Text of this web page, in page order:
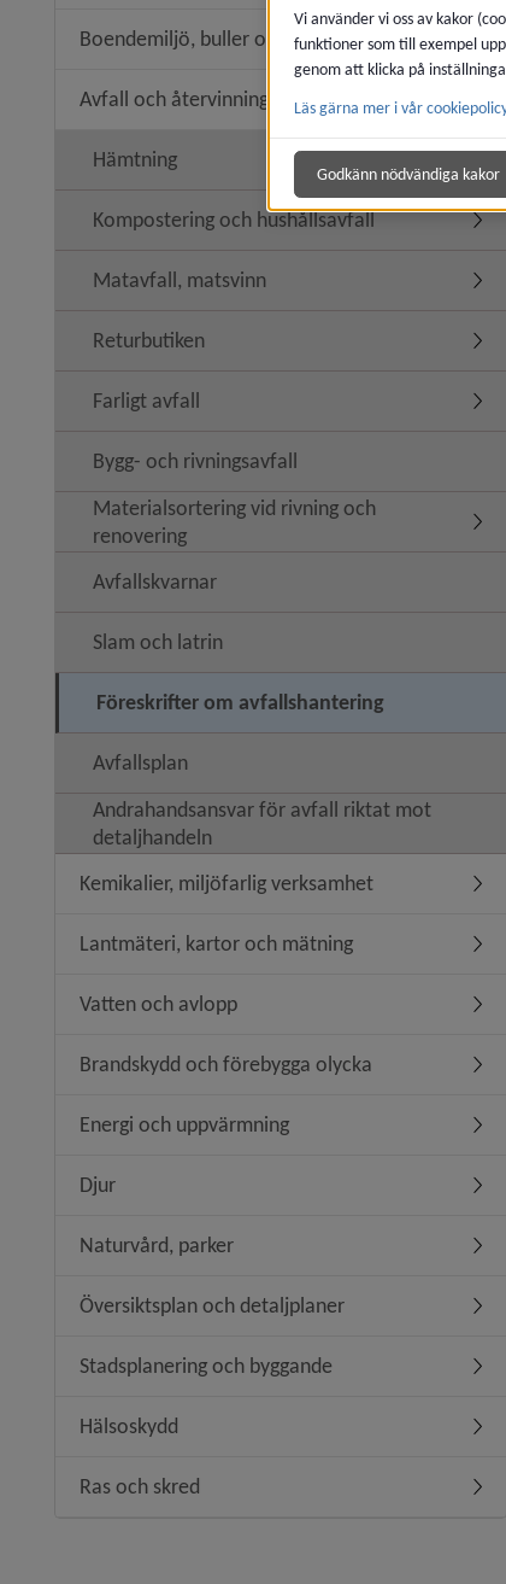
Boendemiljö, buller och luftkvalitet
Avfall och återvinning
Hämtning
Kompostering och hushållsavfall
Matavfall, matsvinn
Returbutiken
Farligt avfall
Bygg- och rivningsavfall
Materialsortering vid rivning och
renovering
Avfallskvarnar
Slam och latrin
Föreskrifter om avfallshantering
Avfallsplan
Andrahandsansvar för avfall riktat mot
detaljhandeln
Kemikalier, miljöfarlig verksamhet
Lantmäteri, kartor och mätning
Vatten och avlopp
Brandskydd och förebygga olycka
Energi och uppvärmning
Djur
Naturvård, parker
Översiktsplan och detaljplaner
Stadsplanering och byggande
Hälsoskydd
Ras och skred
Vi använder vi oss av kakor
funktioner som till exempel
genom att klicka på
Läs gärna mer i vår
Godkänn nödvändiga kakor